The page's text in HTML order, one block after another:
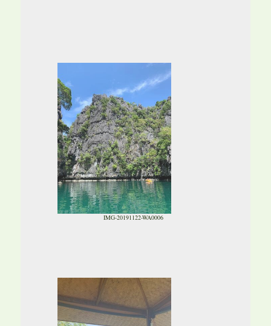
IMG-20191122-WA0006